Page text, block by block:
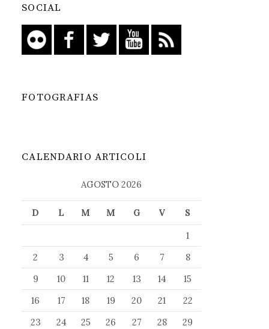
SOCIAL
FOTOGRAFIAS
CALENDARIO ARTICOLI
AGOSTO 2026
D L M M G V
S
1
2
3 4 5 6 7
8
9
10 11 12 13 14
15
16
17 18 19 20 21
22
23
24 25 26 27 28
29